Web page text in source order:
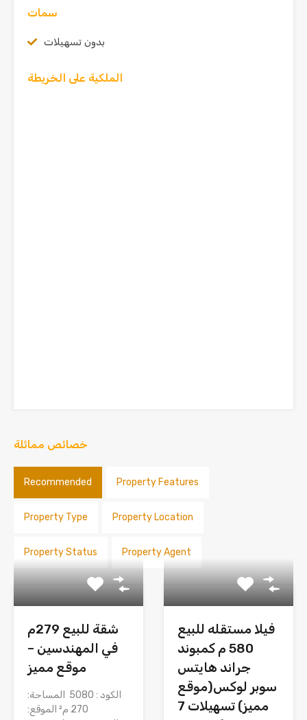
سمات
بدون تسهيلات
الملكية على الخريطة
خصائص مماثلة
Recommended Property Features
Property Type Property Location
Property Status Property Agent
شقة للبيع 279م
في المهندسين –
موقع مميز
الكود : 5080 المساحة:
270 م² الموقع:
فيلا مستقله للبيع
580 م كمبوند
جراند هايتس
سوبر لوكس(موقع
مميز) تسهيلات 7